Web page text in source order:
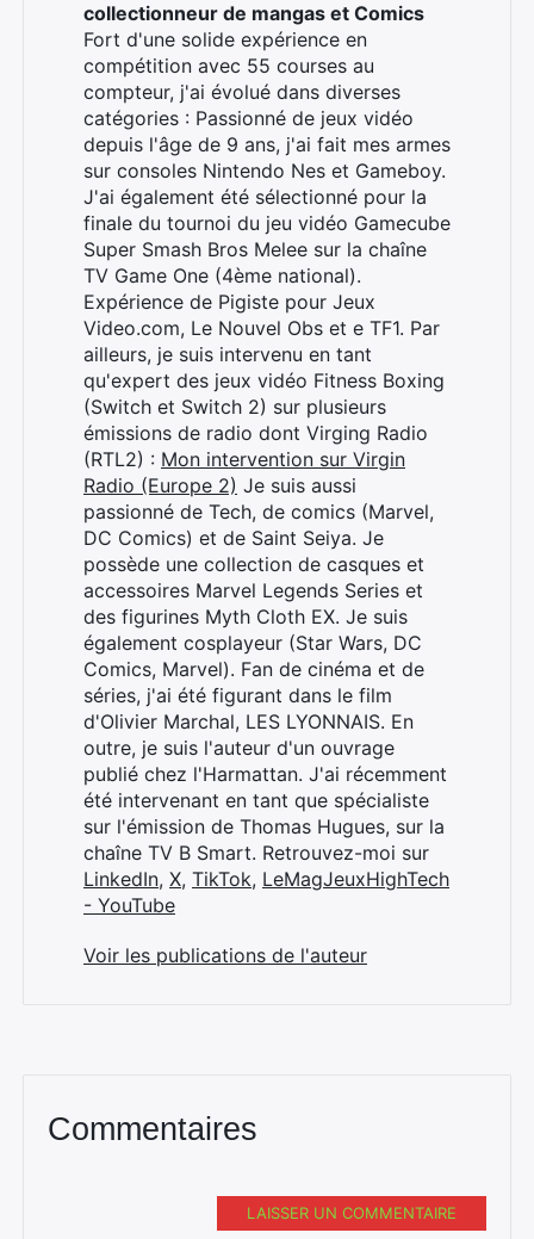
collectionneur de mangas et Comics
Fort d'une solide expérience en
compétition avec 55 courses au
compteur, j'ai évolué dans diverses
catégories : Passionné de jeux vidéo
depuis l'âge de 9 ans, j'ai fait mes armes
sur consoles Nintendo Nes et Gameboy.
J'ai également été sélectionné pour la
finale du tournoi du jeu vidéo Gamecube
Super Smash Bros Melee sur la chaîne
TV Game One (4ème national).
Expérience de Pigiste pour Jeux
Video.com, Le Nouvel Obs et e TF1. Par
ailleurs, je suis intervenu en tant
qu'expert des jeux vidéo Fitness Boxing
(Switch et Switch 2) sur plusieurs
émissions de radio dont Virging Radio
(RTL2) : Mon intervention sur Virgin
Radio (Europe 2) Je suis aussi
passionné de Tech, de comics (Marvel,
DC Comics) et de Saint Seiya. Je
possède une collection de casques et
accessoires Marvel Legends Series et
des figurines Myth Cloth EX. Je suis
également cosplayeur (Star Wars, DC
Comics, Marvel). Fan de cinéma et de
séries, j'ai été figurant dans le film
d'Olivier Marchal, LES LYONNAIS. En
outre, je suis l'auteur d'un ouvrage
publié chez l'Harmattan. J'ai récemment
été intervenant en tant que spécialiste
sur l'émission de Thomas Hugues, sur la
chaîne TV B Smart. Retrouvez-moi sur
LinkedIn, X, TikTok, LeMagJeuxHighTech
- YouTube
Voir les publications de l'auteur
Commentaires
LAISSER UN COMMENTAIRE